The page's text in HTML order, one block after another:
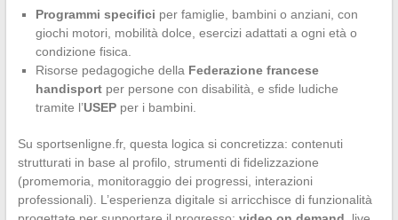
Programmi specifici per famiglie, bambini o anziani, con
giochi motori, mobilità dolce, esercizi adattati a ogni età o
condizione fisica.
Risorse pedagogiche della Federazione francese
handisportper persone con disabilità, e sfide ludiche
tramite l’USEPper i bambini.
Su sportsenligne.fr, questa logica si concretizza: contenuti
strutturati in base al profilo, strumenti di fidelizzazione
(promemoria, monitoraggio dei progressi, interazioni
professionali). L’esperienza digitale si arricchisce di funzionalità